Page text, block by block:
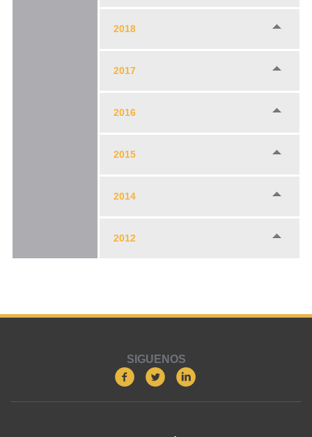
2018
2017
2016
2015
2014
2012
SIGUENOS